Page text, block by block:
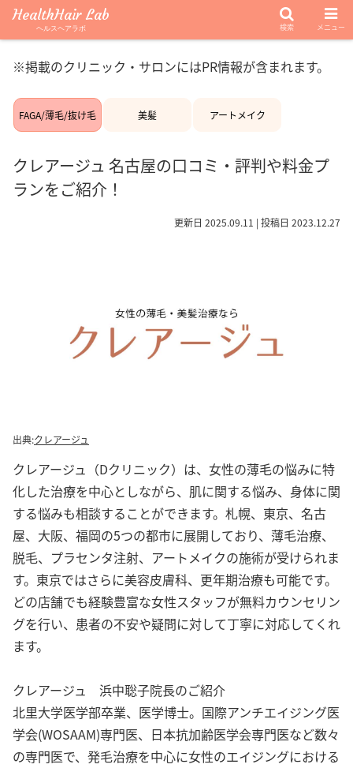
※掲載のクリニック・サロンにはPR情報が含まれます。
FAGA/薄毛/抜け毛 美髪 アートメイク
クレアージュ 名古屋の口コミ・評判や料金プ
ランをご紹介！
更新日 2025.09.11 | 投稿日 2023.12.27
出典:クレアージュ
クレアージュ（Dクリニック）は、女性の薄毛の悩みに特
化した治療を中心としながら、肌に関する悩み、身体に関
する悩みも相談することができます。札幌、東京、名古
屋、大阪、福岡の5つの都市に展開しており、薄毛治療、
脱毛、プラセンタ注射、アートメイクの施術が受けられま
す。東京ではさらに美容皮膚科、更年期治療も可能です。
どの店舗でも経験豊富な女性スタッフが無料カウンセリン
グを行い、患者の不安や疑問に対して丁寧に対応してくれ
ます。
クレアージュ 浜中聡子院長のご紹介
北里大学医学部卒業、医学博士。国際アンチエイジング医
学会(WOSAAM)専門医、日本抗加齢医学会専門医など数々
の専門医で、発毛治療を中心に女性のエイジングにおける
HealthHair Lab
ヘルスヘアラボ 検索 メニュー